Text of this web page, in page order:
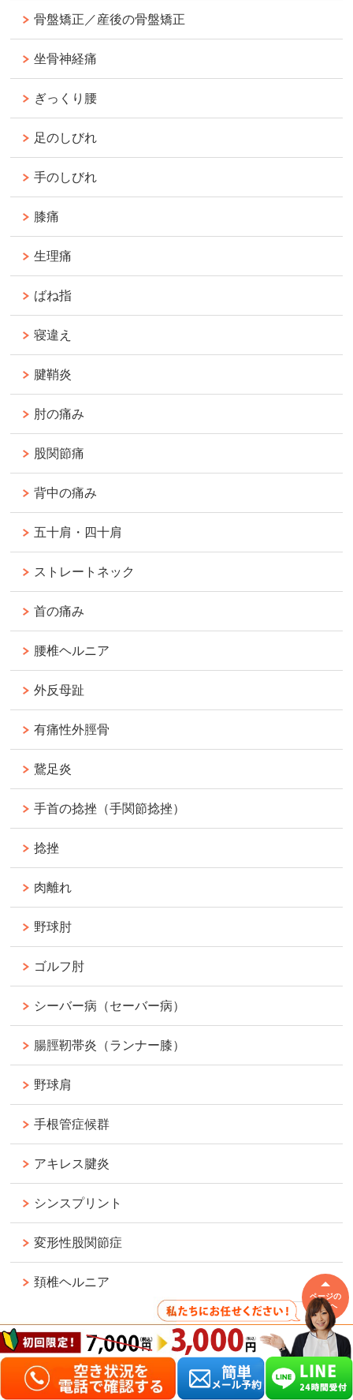
骨盤矯正／産後の骨盤矯正
坐骨神経痛
ぎっくり腰
足のしびれ
手のしびれ
膝痛
生理痛
ばね指
寝違え
腱鞘炎
肘の痛み
股関節痛
背中の痛み
五十肩・四十肩
ストレートネック
首の痛み
腰椎ヘルニア
外反母趾
有痛性外脛骨
鵞足炎
手首の捻挫（手関節捻挫）
捻挫
肉離れ
野球肘
ゴルフ肘
シーバー病（セーバー病）
腸脛靭帯炎（ランナー膝）
野球肩
手根管症候群
アキレス腱炎
シンスプリント
変形性股関節症
頚椎ヘルニア
変形性膝関節症
ぎっくり背中
ページの
先頭へ